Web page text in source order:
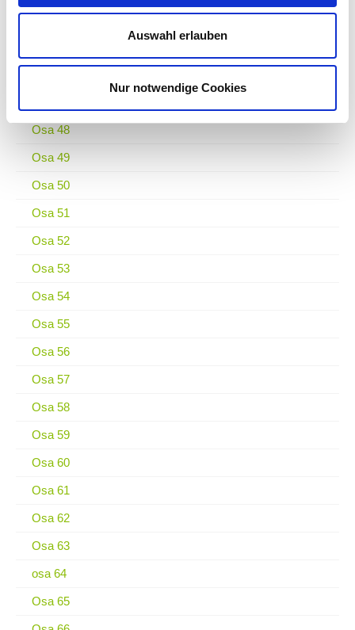
Auswahl erlauben
Nur notwendige Cookies
Osa 44
Osa 48
Osa 49
Osa 50
Osa 51
Osa 52
Osa 53
Osa 54
Osa 55
Osa 56
Osa 57
Osa 58
Osa 59
Osa 60
Osa 61
Osa 62
Osa 63
osa 64
Osa 65